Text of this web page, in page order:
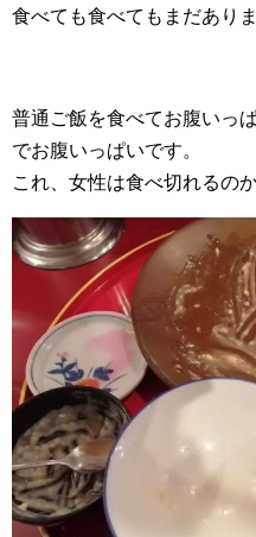
食べても食べてもまだありま
普通ご飯を食べてお腹いっ
でお腹いっぱいです。
これ、女性は食べ切れるの